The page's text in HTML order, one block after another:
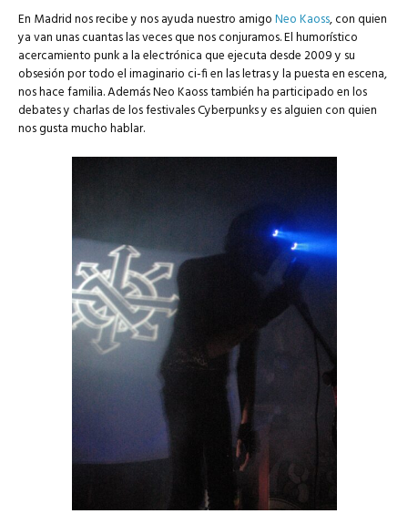
En Madrid nos recibe y nos ayuda nuestro amigoNeo Kaoss, con quien
ya van unas cuantas las veces que nos conjuramos. El humorístico
acercamiento punk a la electrónica que ejecuta desde 2009 y su
obsesión por todo el imaginario ci-fi en las letras y la puesta en escena,
nos hace familia. Además Neo Kaoss también ha participado en los
debates y charlas de los festivales Cyberpunks y es alguien con quien
nos gusta mucho hablar.